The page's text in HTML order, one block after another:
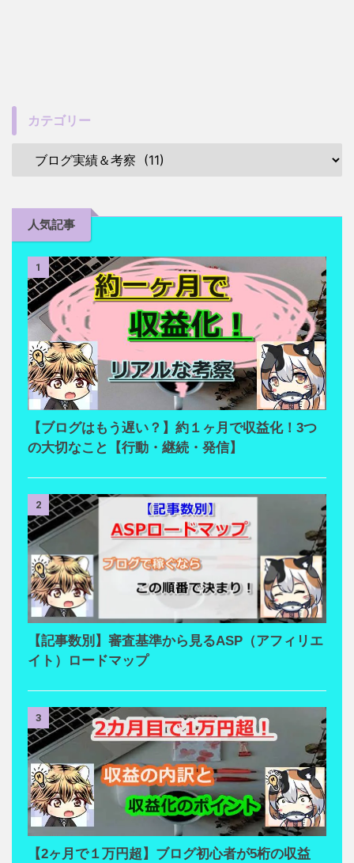
カテゴリー
人気記事
1
【ブログはもう遅い？】約１ヶ月で収益化！3つ
の大切なこと【行動・継続・発信】
2
【記事数別】審査基準から見るASP（アフィリエ
イト）ロードマップ
3
【2ヶ月で１万円超】ブログ初心者が5桁の収益